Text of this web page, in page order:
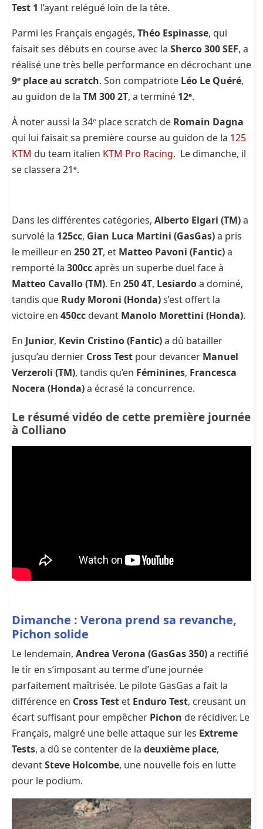
Test 1 l’ayant relégué loin de la tête.
Parmi les Français engagés, Théo Espinasse, qui
faisait ses débuts en course avec la Sherco 300 SEF, a
réalisé une très belle performance en décrochant une
9ᵉ place au scratch. Son compatriote Léo Le Quéré,
au guidon de la TM 300 2T, a terminé 12ᵉ.
À noter aussi la 34ᵉ place scratch de Romain Dagna
qui lui faisait sa première course au guidon de la 125
KTM du team italien KTM Pro Racing. Le dimanche, il
se classera 21ᵉ.
Dans les différentes catégories, Alberto Elgari (TM)a
survolé la 125cc, Gian Luca Martini (GasGas)a pris
le meilleur en 250 2T, et Matteo Pavoni (Fantic)a
remporté la 300ccaprès un superbe duel face à
Matteo Cavallo (TM). En 250 4T, Lesiardoa dominé,
tandis que Rudy Moroni (Honda)s’est offert la
victoire en 450cc devant Manolo Morettini (Honda).
En Junior, Kevin Cristino (Fantic)a dû batailler
jusqu’au dernier Cross Test pour devancer Manuel
Verzeroli (TM), tandis qu’en Féminines, Francesca
Nocera (Honda)a écrasé la concurrence.
Le résumé vidéo de cette première journée
à Colliano
Dimanche : Verona prend sa revanche,
Pichon solide
Le lendemain, Andrea Verona (GasGas 350)a rectifié
le tir en s’imposant au terme d’une journée
parfaitement maîtrisée. Le pilote GasGas a fait la
différence en Cross Test et Enduro Test, creusant un
écart suffisant pour empêcher Pichon de récidiver. Le
Français, malgré une belle attaque sur les Extreme
Tests, a dû se contenter de la deuxième place,
devantSteve Holcombe, une nouvelle fois en lutte
pour le podium.